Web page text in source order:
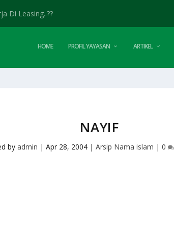
Di Leasing..??
HOME PROFIL YAYASAN ARTIKEL
NAYIF
byadmin |Apr 28, 2004 |Arsip Nama islam |0